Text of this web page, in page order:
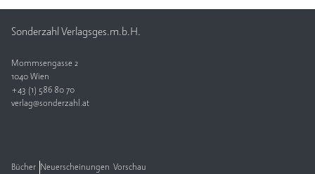
Sonderzahl Verlagsges.m.b.H.
Mommsengasse 2
1040 Wien
+43 (1) 586 80 70
verlag@sonderzahl.at
Bücher Neuerscheinungen Vorschau